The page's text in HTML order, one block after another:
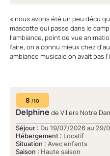
« nous avons été un peu décu que
mascotte qui passe dans le
l'ambiance, point de vue
faire, on a connu mieux chez
ambiance musicale on avait pas
8 /10
Delphine de Villers Notre
Séjour : Du 19/07/2026 au 29/
Hébergement : Locatif
Situation : Avec enfants
Saison : Haute saison